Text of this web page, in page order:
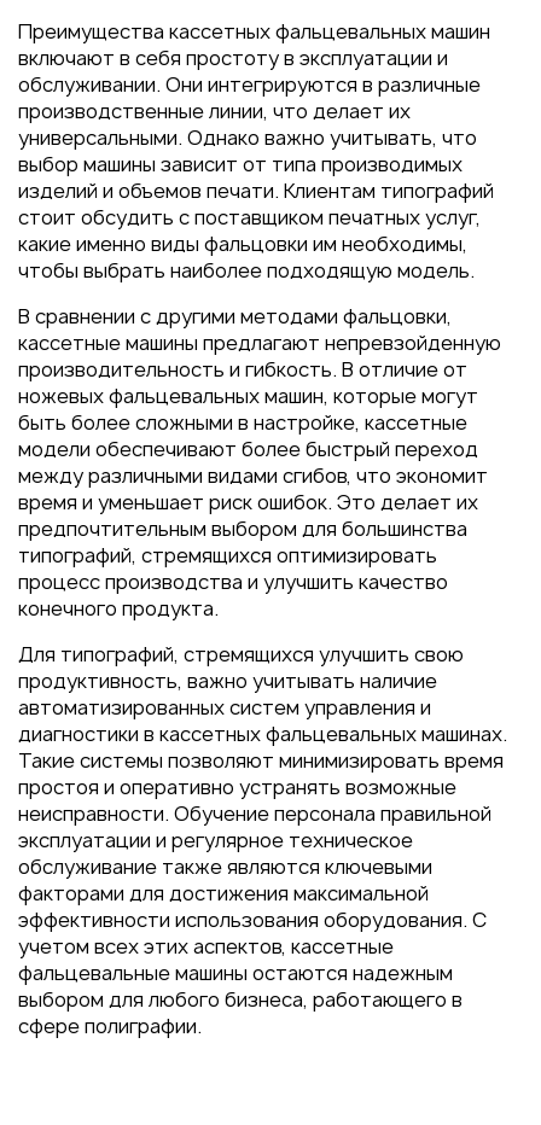
Преимущества кассетных фальцевальных машин
включают в себя простоту в эксплуатации и
обслуживании. Они интегрируются в различные
производственные линии, что делает их
универсальными. Однако важно учитывать, что
выбор машины зависит от типа производимых
изделий и объемов печати. Клиентам типографий
стоит обсудить с поставщиком печатных услуг,
какие именно виды фальцовки им необходимы,
чтобы выбрать наиболее подходящую модель.
В сравнении с другими методами фальцовки,
кассетные машины предлагают непревзойденную
производительность и гибкость. В отличие от
ножевых фальцевальных машин, которые могут
быть более сложными в настройке, кассетные
модели обеспечивают более быстрый переход
между различными видами сгибов, что экономит
время и уменьшает риск ошибок. Это делает их
предпочтительным выбором для большинства
типографий, стремящихся оптимизировать
процесс производства и улучшить качество
конечного продукта.
Для типографий, стремящихся улучшить свою
продуктивность, важно учитывать наличие
автоматизированных систем управления и
диагностики в кассетных фальцевальных машинах.
Такие системы позволяют минимизировать время
простоя и оперативно устранять возможные
неисправности. Обучение персонала правильной
эксплуатации и регулярное техническое
обслуживание также являются ключевыми
факторами для достижения максимальной
эффективности использования оборудования. С
учетом всех этих аспектов, кассетные
фальцевальные машины остаются надежным
выбором для любого бизнеса, работающего в
сфере полиграфии.